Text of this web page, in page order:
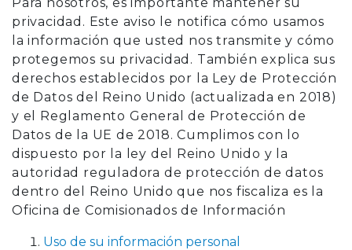
privacidad. Este aviso le notifica cómo usamos
la información que usted nos transmite y cómo
protegemos su privacidad. También explica sus
derechos establecidos por la Ley de Protección
de Datos del Reino Unido (actualizada en 2018)
y el Reglamento General de Protección de
Datos de la UE de 2018. Cumplimos con lo
dispuesto por la ley del Reino Unido y la
autoridad reguladora de protección de datos
dentro del Reino Unido que nos fiscaliza es la
Oficina de Comisionados de Información
Uso de su información personal